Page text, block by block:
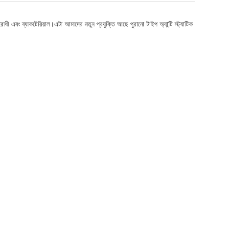
এবং ব্যাকটেরিয়াল।এটা আমাদের নতুন প্রযুক্তি আছে পুরানো টাইপ অ্যান্টি স্ট্যাটিক